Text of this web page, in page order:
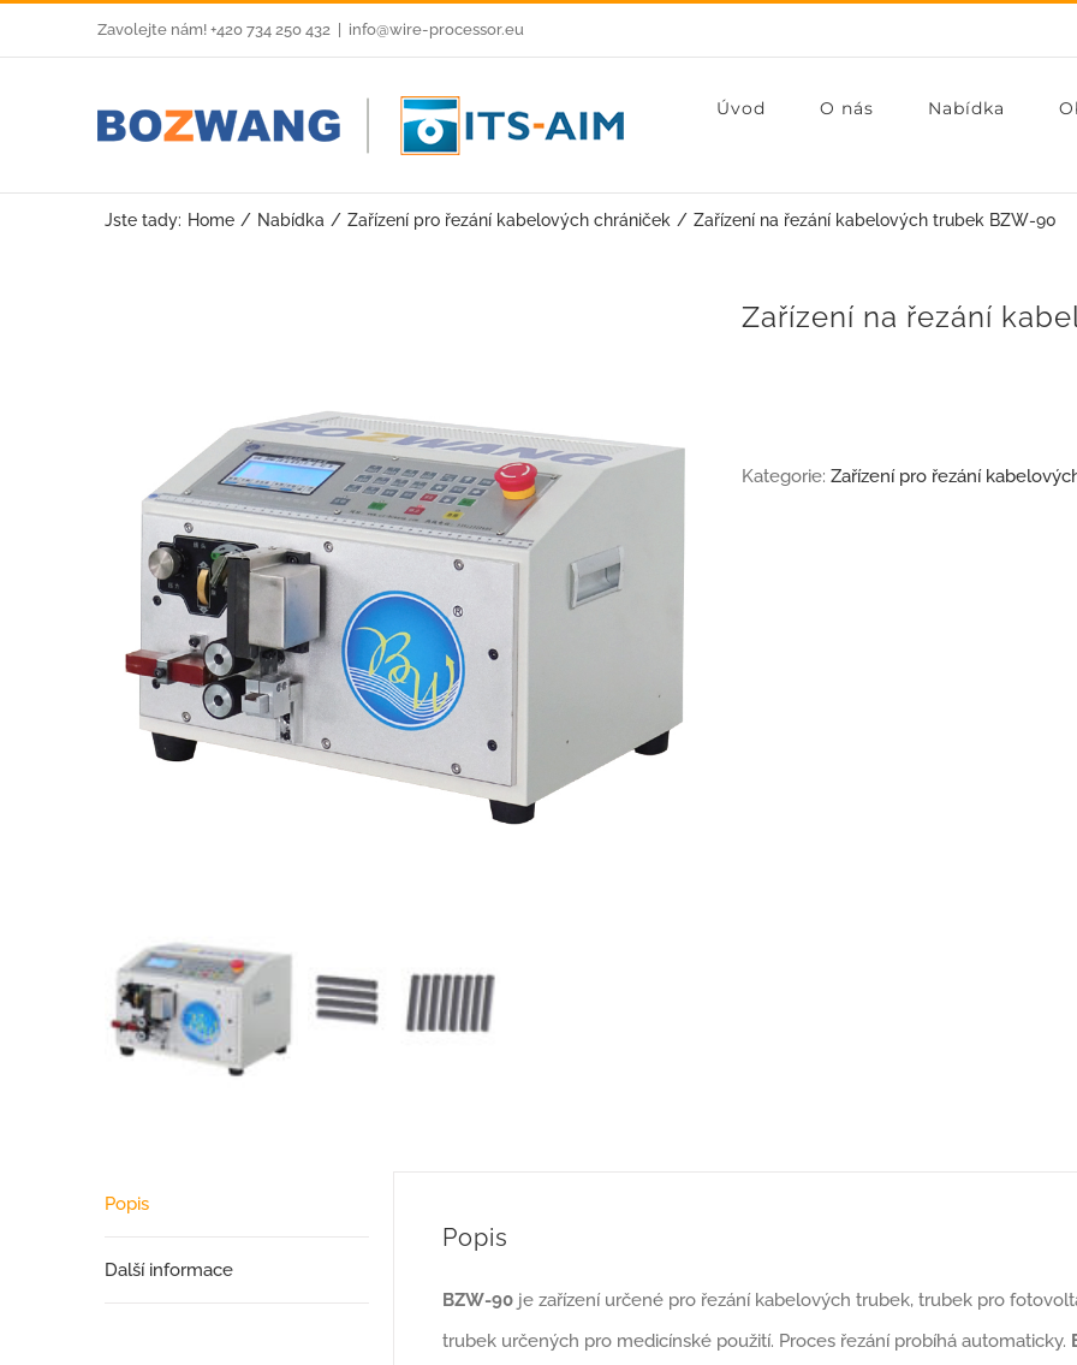
to
Zavolejte nám! +420 734 250 432 info@wire-processor.eu
Úvod O nás Nabídka
Jste tady: Home Nabídka Zařízení pro řezání kabelových chrániček Zařízení na řezání kabelových trubek BZW-90
Zařízení na řezání
Kategorie: Zařízení pro řezání
Popis
Další informace
Popis
BZW-90 je zařízení určené pro řezání kabelových trubek, trubek pro
trubek určených pro medicínské použití. Proces řezání probíhá automaticky.